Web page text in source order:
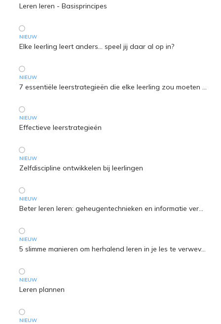
Leren leren - Basisprincipes
NIEUW
Elke leerling leert anders... speel jij daar al op in?
NIEUW
NIEUW
Effectieve leerstrategieën
NIEUW
Zelfdiscipline ontwikkelen bij leerlingen
NIEUW
NIEUW
NIEUW
Leren plannen
NIEUW